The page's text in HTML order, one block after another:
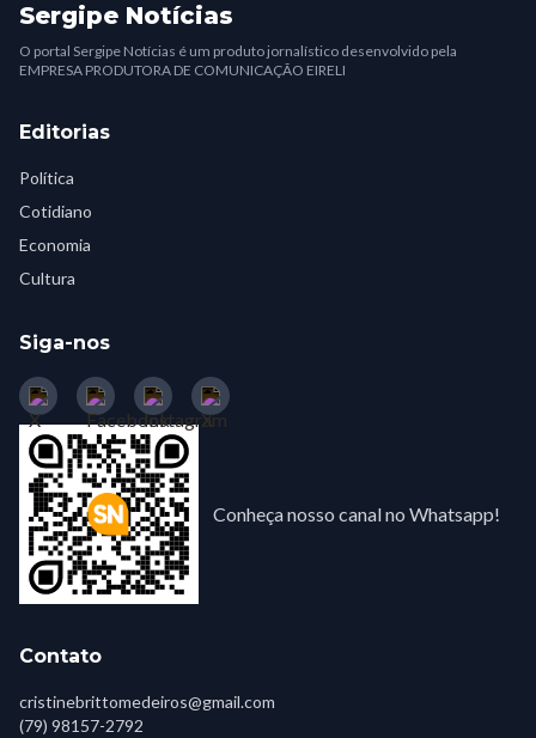
Sergipe Notícias
O portal Sergipe Notícias é um produto jornalístico desenvolvido pela
EMPRESA PRODUTORA DE COMUNICAÇÃO EIRELI
Editorias
Política
Cotidiano
Economia
Cultura
Siga-nos
Conheça nosso canal no Whatsapp!
Contato
cristinebrittomedeiros@gmail.com
(79) 98157-2792